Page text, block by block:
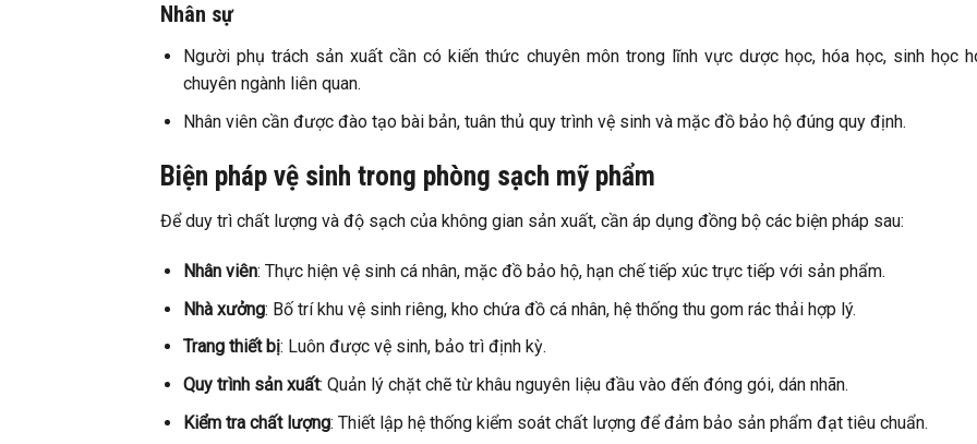
Nhân sự
Người phụ trách sản xuất cần có kiến thức chuyên môn trong lĩnh vực dược học, hóa học, sinh học
chuyên ngành liên quan.
Nhân viên cần được đào tạo bài bản, tuân thủ quy trình vệ sinh và mặc đồ bảo hộ đúng quy định.
Biện pháp vệ sinh trong phòng sạch mỹ phẩm
Để duy trì chất lượng và độ sạch của không gian sản xuất, cần áp dụng đồng bộ các biện pháp sau:
Nhân viên: Thực hiện vệ sinh cá nhân, mặc đồ bảo hộ, hạn chế tiếp xúc trực tiếp với sản phẩm.
Nhà xưởng: Bố trí khu vệ sinh riêng, kho chứa đồ cá nhân, hệ thống thu gom rác thải hợp lý.
Trang thiết bị: Luôn được vệ sinh, bảo trì định kỳ.
Quy trình sản xuất: Quản lý chặt chẽ từ khâu nguyên liệu đầu vào đến đóng gói, dán nhãn.
Kiểm tra chất lượng: Thiết lập hệ thống kiểm soát chất lượng để đảm bảo sản phẩm đạt tiêu chuẩn.